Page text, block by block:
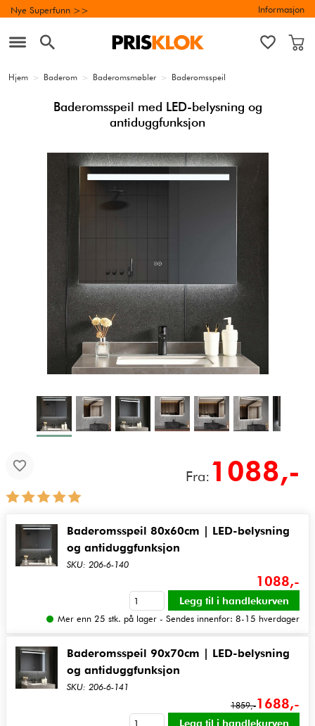
Nye Superfunn >> Informasjon
Hjem > Baderom > Baderomsmøbler > Baderomsspeil
Baderomsspeil med LED-belysning og
antiduggfunksjon
Fra: 1088,-
Baderomsspeil 80x60cm | LED-belysning
og antiduggfunksjon
SKU: 206-6-140
1088,-
Mer enn 25 stk. på lager - Sendes innenfor: 8-15 hverdager
Baderomsspeil 90x70cm | LED-belysning
og antiduggfunksjon
SKU: 206-6-141
1859,-1688,-